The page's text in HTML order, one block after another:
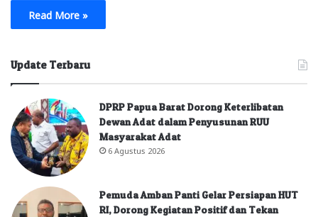
Read More »
Update Terbaru
DPRP Papua Barat Dorong Keterlibatan
Dewan Adat dalam Penyusunan RUU
Masyarakat Adat
6 Agustus 2026
Pemuda Amban Panti Gelar Persiapan HUT
RI, Dorong Kegiatan Positif dan Tekan